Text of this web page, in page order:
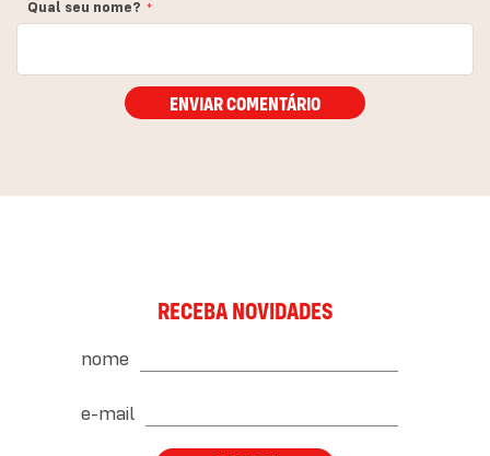
Qual seu nome?
ENVIAR COMENTÁRIO
RECEBA NOVIDADES
nome
e-mail